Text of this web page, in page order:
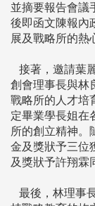
並摘要報告會議
後即函文陳報內
展及戰略所的熱
接著，邀請葉
創會理事長與林
戰略所的人才培
定畢業學長姐在
所的創立精神。
金及獎狀予三位
及獎狀予許翔霖
最後，林理事